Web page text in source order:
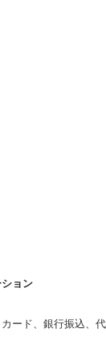
ョン
ード、銀行振込、代